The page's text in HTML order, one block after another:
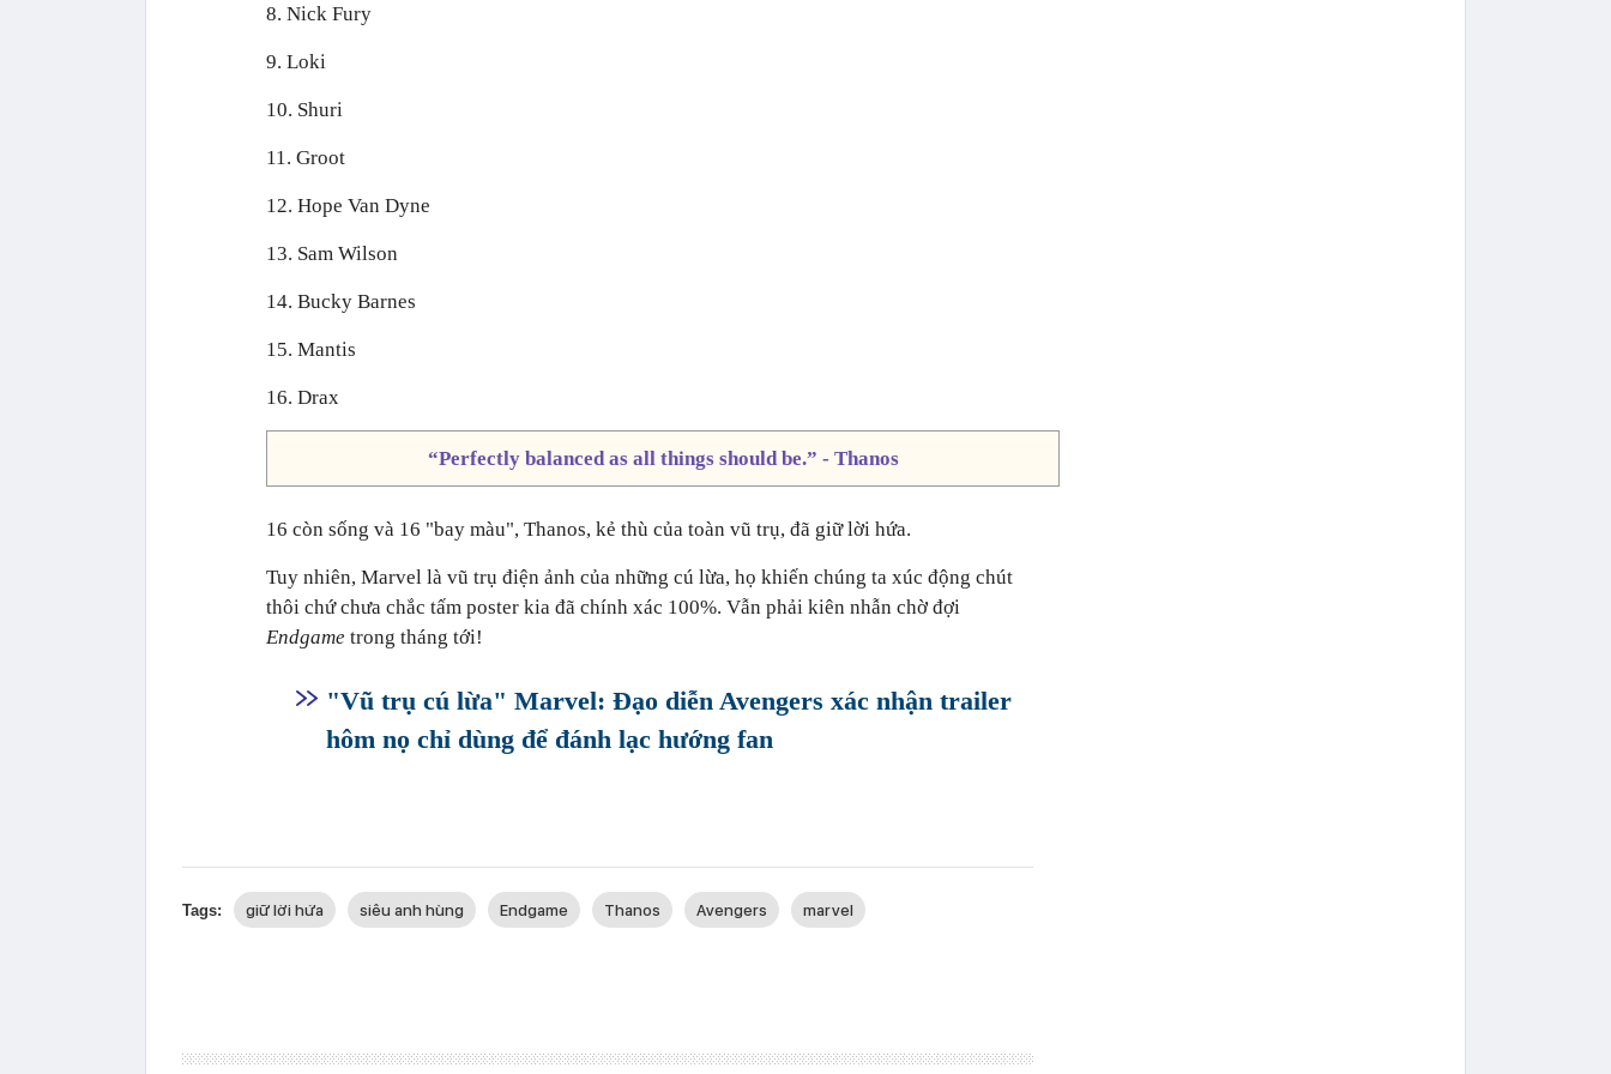
8. Nick Fury
9. Loki
10. Shuri
11. Groot
12. Hope Van Dyne
13. Sam Wilson
14. Bucky Barnes
15. Mantis
16. Drax
“Perfectly balanced as all things should be.” - Thanos
16 còn sống và 16 "bay màu", Thanos, kẻ thù của toàn vũ trụ, đã giữ lời hứa.
Tuy nhiên, Marvel là vũ trụ điện ảnh của những cú lừa, họ khiến chúng ta xúc động chút
thôi chứ chưa chắc tấm poster kia đã chính xác 100%. Vẫn phải kiên nhẫn chờ đợi
Endgame trong tháng tới!
"Vũ trụ cú lừa" Marvel: Đạo diễn Avengers xác nhận trailer
hôm nọ chỉ dùng để đánh lạc hướng fan
Tags: giữ lời hứa siêu anh hùng Endgame Thanos Avengers marvel